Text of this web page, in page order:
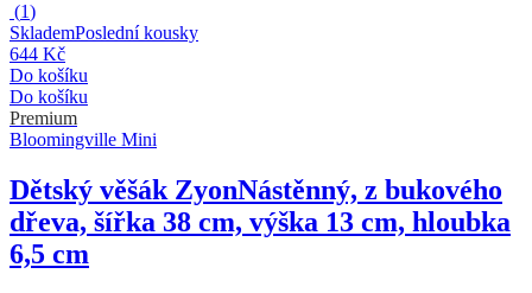
(1)
SklademPoslední kousky
644 Kč
Do košíku
Do košíku
Premium
Bloomingville Mini
Dětský věšák ZyonNástěnný, z bukového
dřeva, šířka 38 cm, výška 13 cm, hloubka
6,5 cm